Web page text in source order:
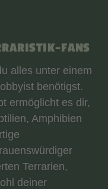
FANS
alles unter einem
benötigst.
ermöglicht es dir,
Amphibien
Terrarien,
deiner